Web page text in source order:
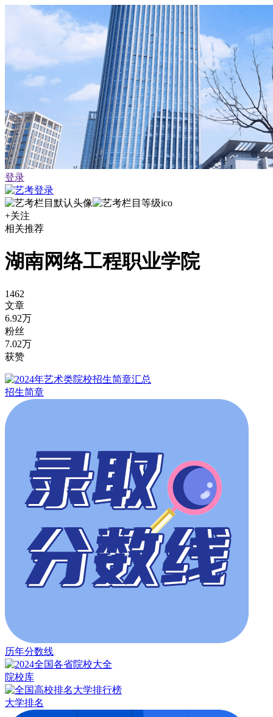
登录
+关注
相关推荐
湖南网络工程职业学院
1462
文章
6.92万
粉丝
7.02万
获赞
招生简章
历年分数线
院校库
大学排名